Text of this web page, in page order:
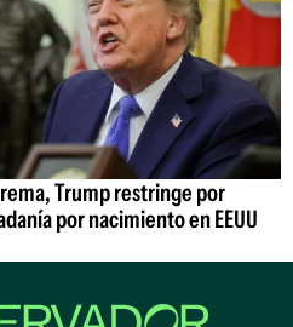
Trump restringe por
por nacimiento en EEUU